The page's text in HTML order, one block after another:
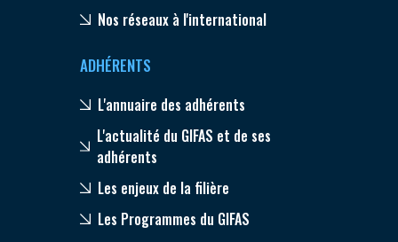
Nos réseaux à l'international
ADHÉRENTS
L'annuaire des adhérents
L'actualité du GIFAS et de ses
adhérents
Les enjeux de la filière
Les Programmes du GIFAS